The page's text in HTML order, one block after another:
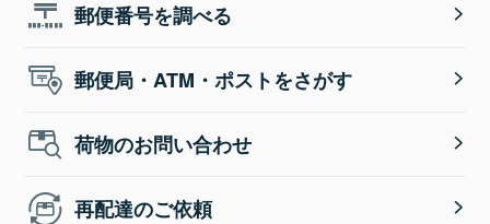
郵便番号を調べる
郵便局・ATM・ポストをさがす
荷物のお問い合わせ
再配達のご依頼